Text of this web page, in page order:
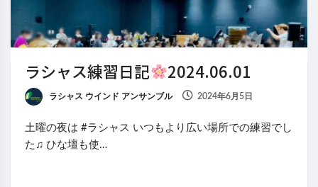
ラシャス練習日記 2024.06.01
ラシャス ウインド アンサンブル 2024年6月5日
土曜の夜は #ラシャス いつもより広い場所での練習でし
た♫ ひな壇も使…